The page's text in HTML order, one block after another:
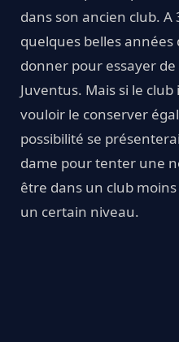
dans son ancien club. A
quelques belles
donner pour essayer
Juventus. Mais si le
vouloir le conserver
possibilité se
dame pour tenter une
être dans un club
un certain niveau.